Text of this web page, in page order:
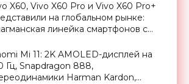
X60, Vivo X60 Pro и Vivo X60 Pro+
на глобальном рынке:
линейка смартфонов с
Mi 11: 2K AMOLED-дисплей на
Гц, Snapdragon 888,
Harman Kardon,